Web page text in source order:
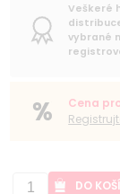
Veškeré
vybrané
Cena
DO